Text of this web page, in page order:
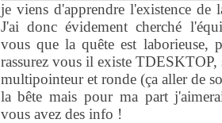
je viens d'apprendre l'existence de
J'ai donc évidement cherché
vous que la quête est laborieuse,
rassurez vous il existe
multipointeur et ronde (ça aller de
la bête mais pour ma part
vous avez des info !